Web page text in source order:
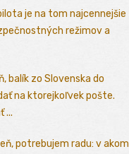
je na tom najcennejšie
režimov a
balík zo Slovenska do
na ktorejkoľvek pošte.
...
potrebujem radu: v akom